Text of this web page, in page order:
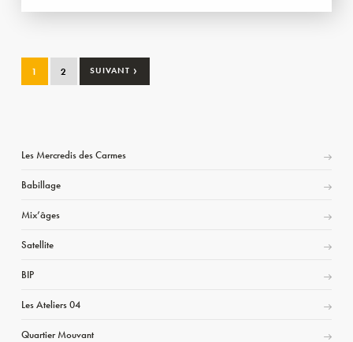
1 2 SUIVANT ›
Les Mercredis des Carmes
Babillage
Mix’âges
Satellite
BIP
Les Ateliers 04
Quartier Mouvant